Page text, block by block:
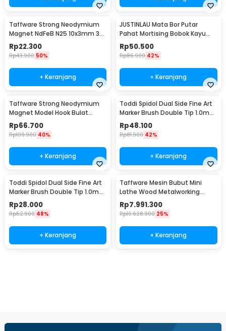
Taffware Strong Neodymium
Magnet NdFeB N25 10x3mm 30
PCS - D21
Rp22.300
Rp43.900 50%
+ Keranjang
JUSTINLAU Mata Bor Putar
Pahat Mortising Bobok Kayu
HSS 16mm - FKB16
Rp50.500
Rp86.900 42%
+ Keranjang
Taffware Strong Neodymium
Magnet Model Hook Bulat
48mm 80kg - LNM48-3
Rp66.700
Rp109.900 40%
+ Keranjang
Toddi Spidol Dual Side Fine Art
Marker Brush Double Tip 1.0mm
6.0mm 48 Warna - CY-006
Rp48.100
Rp81.900 42%
+ Keranjang
Toddi Spidol Dual Side Fine Art
Marker Brush Double Tip 1.0mm
6.0mm 24 Warna - CY-006
Rp28.000
Rp52.900 48%
+ Keranjang
Taffware Mesin Bubut Mini
Lathe Wood Metalworking
550W - MX-0618
Rp7.991.300
Rp10.628.900 25%
+ Keranjang